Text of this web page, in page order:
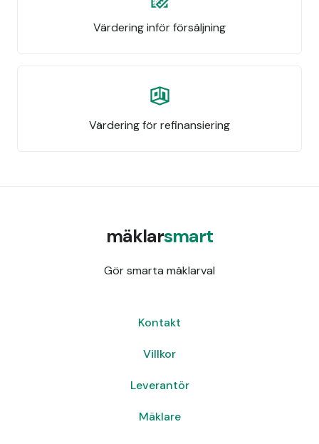
Värdering inför försäljning
Värdering för refinansiering
mäklarsmart
Gör smarta mäklarval
Kontakt
Villkor
Leverantör
Mäklare